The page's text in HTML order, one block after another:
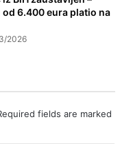
od 6.400 eura platio na
2026
fields are marked